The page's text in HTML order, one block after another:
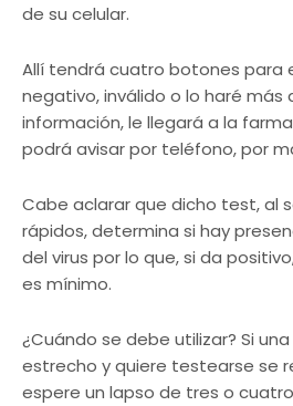
de su celular.
Allí tendrá cuatro botones para
negativo, inválido o lo haré más
información, le llegará a la
podrá avisar por teléfono, por
Cabe aclarar que dicho test, al
rápidos, determina si hay
del virus por lo que, si da
es mínimo.
¿Cuándo se debe utilizar? Si
estrecho y quiere testearse se
espere un lapso de tres o